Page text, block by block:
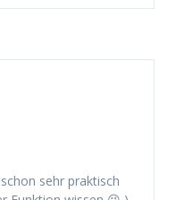
sehr praktisch